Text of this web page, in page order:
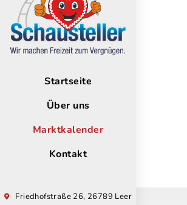
Startseite
Über uns
Marktkalender
Kontakt
Friedhofstraße 26, 26789 Leer